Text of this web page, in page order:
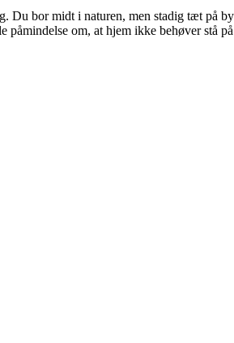
Du bor midt i naturen, men stadig tæt på
om, at hjem ikke behøver stå